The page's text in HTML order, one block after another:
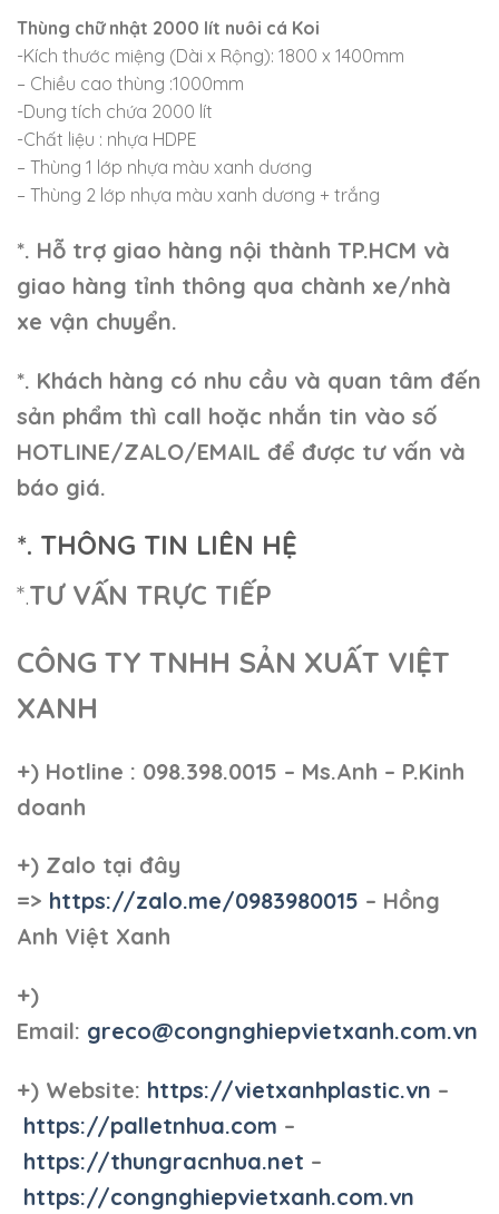
Thùng chữ nhật 2000 lít nuôi cá Koi
-Kích thước miệng (Dài x Rộng): 1800 x 1400mm
– Chiều cao thùng :1000mm
-Dung tích chứa 2000 lít
-Chất liệu : nhựa HDPE
– Thùng 1 lớp nhựa màu xanh dương
– Thùng 2 lớp nhựa màu xanh dương + trắng
*. Hỗ trợ giao hàng nội thành TP.HCM và
giao hàng tỉnh thông qua chành xe/nhà
xe vận chuyển.
*. Khách hàng có nhu cầu và quan tâm đến
sản phẩm thì call hoặc nhắn tin vào số
HOTLINE/ZALO/EMAIL để được tư vấn và
báo giá.
*. THÔNG TIN LIÊN HỆ
*.TƯ VẤN TRỰC TIẾP
CÔNG TY TNHH SẢN XUẤT VIỆT
XANH
+) Hotline : 098.398.0015 – Ms.Anh – P.Kinh
doanh
+) Zalo tại đây
=> https://zalo.me/0983980015 – Hồng
Anh Việt Xanh
+)
Email: greco@congnghiepvietxanh.com.vn
+) Website: https://vietxanhplastic.vn –
https://palletnhua.com –
https://thungracnhua.net –
https://congnghiepvietxanh.com.vn